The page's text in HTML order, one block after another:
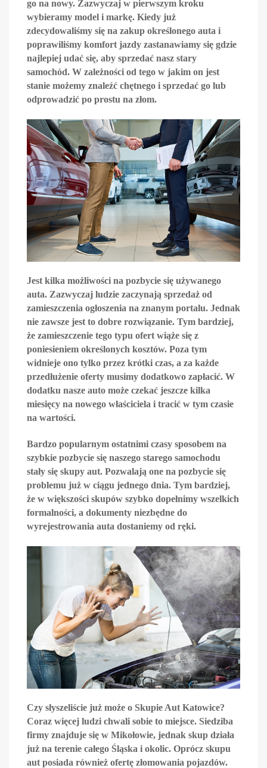
go na nowy. Zazwyczaj w pierwszym kroku
wybieramy model i markę. Kiedy już
zdecydowaliśmy się na zakup określonego auta i
poprawiliśmy komfort jazdy zastanawiamy się gdzie
najlepiej udać się, aby sprzedać nasz stary
samochód. W zależności od tego w jakim on jest
stanie możemy znaleźć chętnego i sprzedać go lub
odprowadzić po prostu na złom.
Jest kilka możliwości na pozbycie się używanego
auta. Zazwyczaj ludzie zaczynają sprzedaż od
zamieszczenia ogłoszenia na znanym portalu. Jednak
nie zawsze jest to dobre rozwiązanie. Tym bardziej,
że zamieszczenie tego typu ofert wiąże się z
poniesieniem określonych kosztów. Poza tym
widnieje ono tylko przez krótki czas, a za każde
przedłużenie oferty musimy dodatkowo zapłacić. W
dodatku nasze auto może czekać jeszcze kilka
miesięcy na nowego właściciela i tracić w tym czasie
na wartości.
Bardzo popularnym ostatnimi czasy sposobem na
szybkie pozbycie się naszego starego samochodu
stały się skupy aut. Pozwalają one na pozbycie się
problemu już w ciągu jednego dnia. Tym bardziej,
że w większości skupów szybko dopełnimy wszelkich
formalności, a dokumenty niezbędne do
wyrejestrowania auta dostaniemy od ręki.
Czy słyszeliście już może o Skupie Aut Katowice?
Coraz więcej ludzi chwali sobie to miejsce. Siedziba
firmy znajduje się w Mikołowie, jednak skup działa
już na terenie całego Śląska i okolic. Oprócz skupu
aut posiada również ofertę złomowania pojazdów.